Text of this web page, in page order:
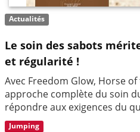
Actualités
Le soin des sabots
et régularité !
Avec Freedom Glow, Horse
approche complète du soin
répondre aux exigences du
Jumping